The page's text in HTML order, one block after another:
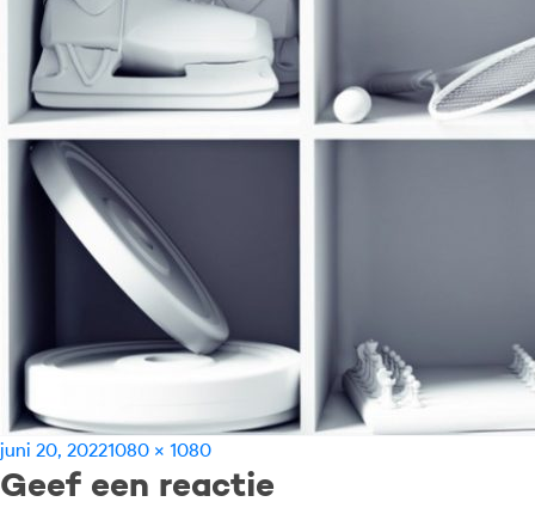
Geplaatst
op
juni 20, 2022Volledige
grootte
1080 × 1080
Geef een reactie